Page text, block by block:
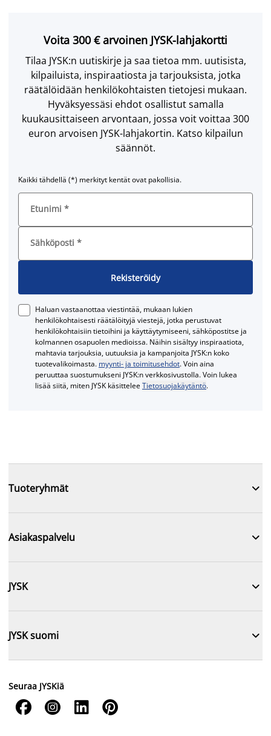
Voita 300 € arvoinen JYSK-lahjakortti
Tilaa JYSK:n uutiskirje ja saa tietoa mm. uutisista,
kilpailuista, inspiraatiosta ja tarjouksista, jotka
räätälöidään henkilökohtaisten tietojesi mukaan.
Hyväksyessäsi ehdot osallistut samalla
kuukausittaiseen arvontaan, jossa voit voittaa 300
euron arvoisen JYSK-lahjakortin. Katso kilpailun
säännöt.
Kaikki tähdellä (*) merkityt kentät ovat pakollisia.
Etunimi *
Sähköposti *
Rekisteröidy
Haluan vastaanottaa viestintää, mukaan lukien
henkilökohtaisesti räätälöityjä viestejä, jotka perustuvat
henkilökohtaisiin tietoihini ja käyttäytymiseeni, sähköpostitse ja
kolmannen osapuolen medioissa. Näihin sisältyy inspiraatiota,
mahtavia tarjouksia, uutuuksia ja kampanjoita JYSK:n koko
tuotevalikoimasta. myynti- ja toimitusehdot. Voin aina
peruuttaa suostumukseni JYSK:n verkkosivustolla. Voin lukea
lisää siitä, miten JYSK käsitteleeTietosuojakäytäntö.
Tuoteryhmät 
Asiakaspalvelu 
JYSK 
JYSK suomi 
Seuraa JYSKiä
   